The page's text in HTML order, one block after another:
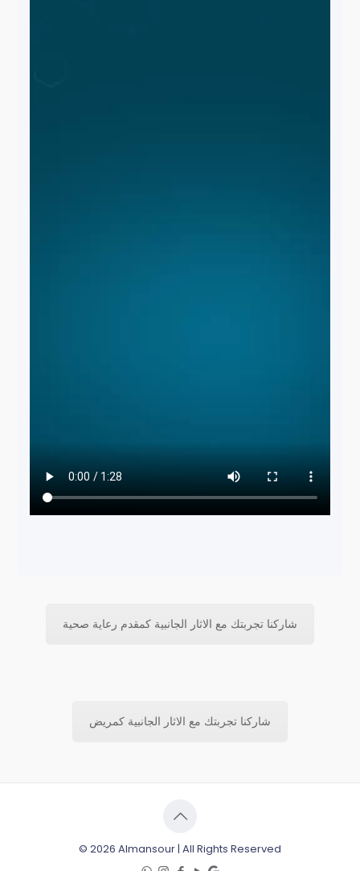
شاركنا تجربتك مع الاثار الجانبية كمقدم رعاية صحية
شاركنا تجربتك مع الاثار الجانبية كمريض
© 2026 Almansour | All Rights Reserved